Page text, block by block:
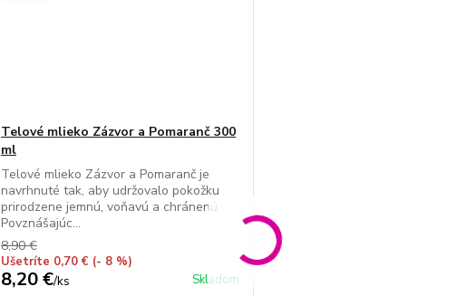
Telové mlieko Zázvor a Pomaranč 300
ml
Telové mlieko Zázvor a Pomaranč je
navrhnuté tak, aby udržovalo pokožku
prirodzene jemnú, voňavú a chránenú.
Povznášajúc...
8,90 €
Ušetríte 0,70 € (- 8 %)
8,20 €/ks Skladom